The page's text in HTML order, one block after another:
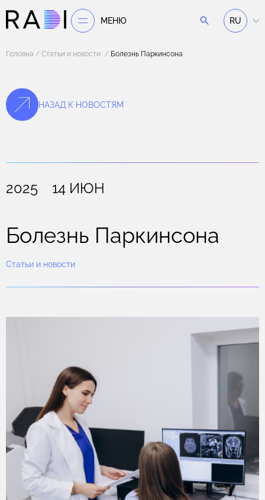
МЕНЮ RU
Головна Статьи и новости Болезнь Паркинсона
НАЗАД К НОВОСТЯМ
2025 14 ИЮН
Болезнь Паркинсона
Статьи и новости